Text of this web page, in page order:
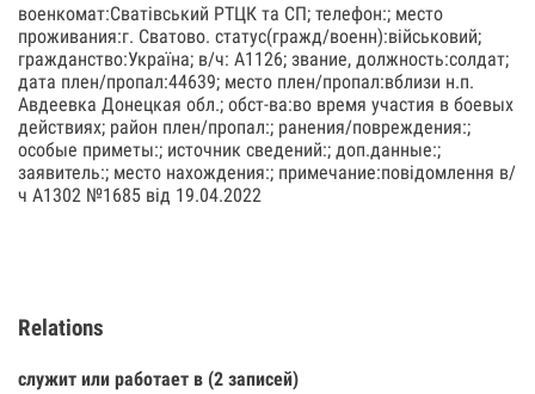
военкомат:Сватівський РТЦК та СП; телефон:; место
проживания:г. Сватово. статус(гражд/военн):військовий;
гражданство:Україна; в/ч: А1126; звание, должность:солдат;
дата плен/пропал:44639; место плен/пропал:вблизи н.п.
Авдеевка Донецкая обл.; обст-ва:во время участия в боевых
действиях; район плен/пропал:; ранения/повреждения:;
особые приметы:; источник сведений:; доп.данные:;
заявитель:; место нахождения:; примечание:повідомлення в/
ч А1302 №1685 від 19.04.2022
Relations
служит или работает в (2 записей)